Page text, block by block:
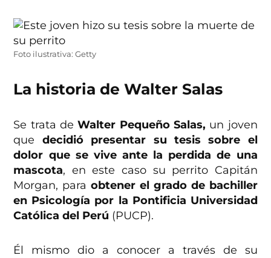
Foto ilustrativa: Getty
La historia de Walter Salas
Se trata deWalter Pequeño Salas, un joven
que decidió presentar su tesis sobre el
dolor que se vive ante la perdida de una
mascota, en este caso su perrito Capitán
Morgan, paraobtener el grado de bachiller
en Psicología por la Pontificia Universidad
Católica del Perú (PUCP).
Él mismo dio a conocer a través de su